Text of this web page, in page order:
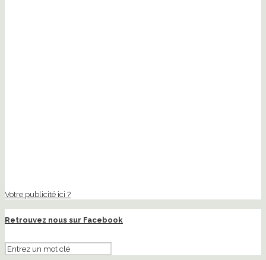
Votre publicité ici ?
Retrouvez nous sur Facebook